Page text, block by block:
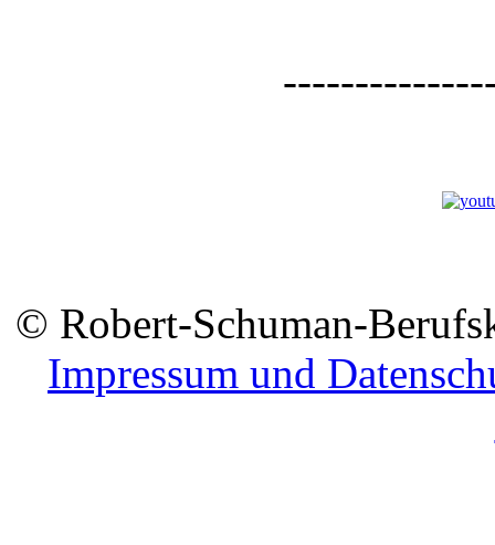
© Robert-Schuman-
Impressum und